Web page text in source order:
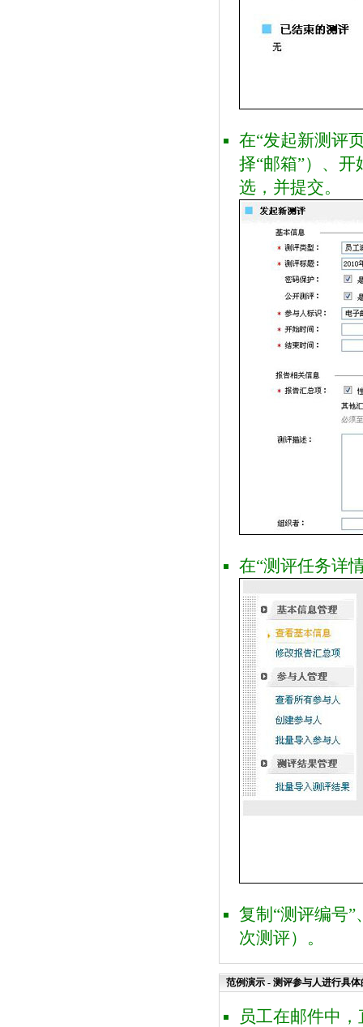
在“发起新测评
择“邮箱”）、
选，并提交。
在“测评任务详
复制“测评编号
次测评）。
范例演示 - 测评参与人进行具体
员工在邮件中